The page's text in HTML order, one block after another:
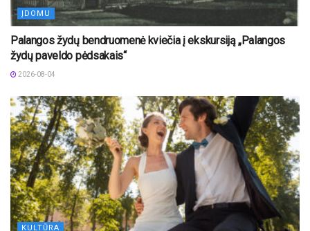
ĮDOMU
Palangos žydų bendruomenė kviečia į ekskursiją „Palangos
žydų paveldo pėdsakais“
2026-08-04
KULTŪRA